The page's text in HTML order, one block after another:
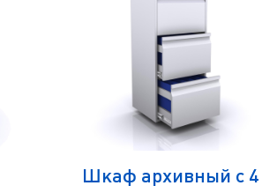
Шкаф архивный с 4